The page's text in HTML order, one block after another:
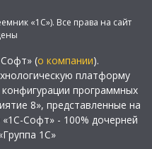
«1С»). Все права на сайт
(о компании).
платформу
программных
8», представленные на
Софт» - 100% дочерней
1С»